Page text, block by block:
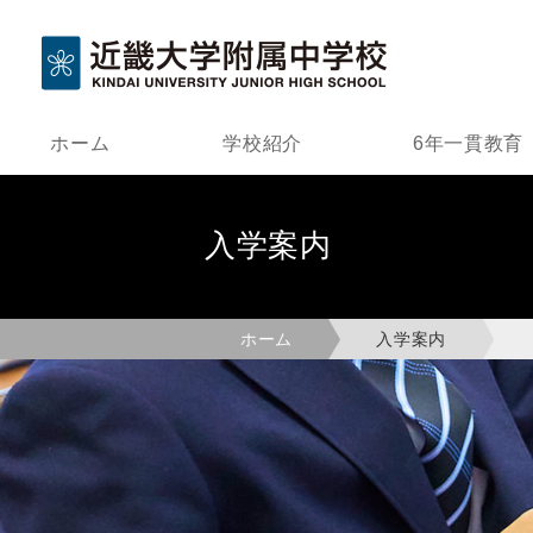
ホーム 学校紹介 6年一貫教育
入学案内
ホーム 入学案内